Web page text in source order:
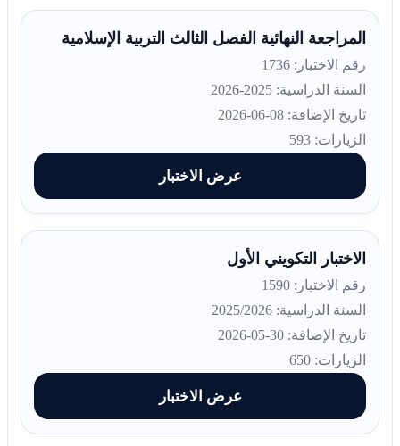
المراجعة النهائية الفصل الثالث التربية الإسلامية
رقم الاختبار: 1736
السنة الدراسية: 2025-2026
تاريخ الإضافة: 08-06-2026
الزيارات: 593
عرض الاختبار
الاختبار التكويني الأول
رقم الاختبار: 1590
السنة الدراسية: 2025/2026
تاريخ الإضافة: 30-05-2026
الزيارات: 650
عرض الاختبار